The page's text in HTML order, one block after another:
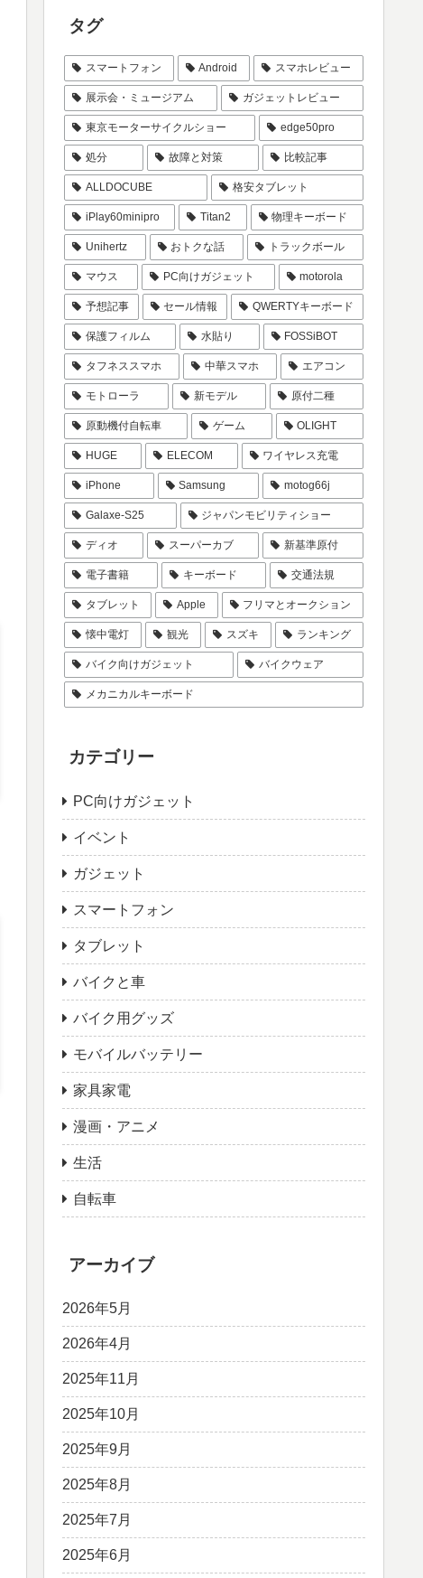
タグ
スマートフォン Android スマホレビュー
展示会・ミュージアム ガジェットレビュー
東京モーターサイクルショー edge50pro
処分 故障と対策 比較記事
ALLDOCUBE 格安タブレット
iPlay60minipro Titan2 物理キーボード
Unihertz おトクな話 トラックボール
マウス PC向けガジェット motorola
予想記事 セール情報 QWERTYキーボード
保護フィルム 水貼り FOSSiBOT
タフネススマホ 中華スマホ エアコン
モトローラ 新モデル 原付二種
原動機付自転車 ゲーム OLIGHT
HUGE ELECOM ワイヤレス充電
iPhone Samsung motog66j
Galaxe-S25 ジャパンモビリティショー
ディオ スーパーカブ 新基準原付
電子書籍 キーボード 交通法規
タブレット Apple フリマとオークション
懐中電灯 観光 スズキ ランキング
バイク向けガジェット バイクウェア
メカニカルキーボード
カテゴリー
PC向けガジェット
イベント
ガジェット
スマートフォン
タブレット
バイクと車
バイク用グッズ
モバイルバッテリー
家具家電
漫画・アニメ
生活
自転車
アーカイブ
2026年5月
2026年4月
2025年11月
2025年10月
2025年9月
2025年8月
2025年7月
2025年6月